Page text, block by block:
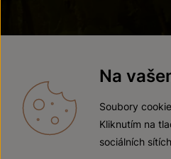
Na
Soubory
Kliknutím na
sociálních